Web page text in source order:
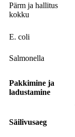
Pärm ja hallitus
kokku
E. coli
Salmonella
Pakkimine ja
ladustamine
Säilivusaeg